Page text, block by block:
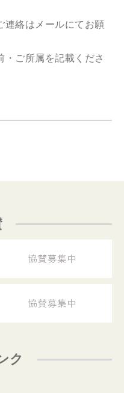
絡はメールにてお願
ご所属を記載くださ
ク